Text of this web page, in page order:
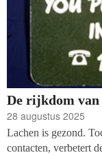
De rijkdom
28 augustus 2025
Lachen is gezond.
contacten, verbetert